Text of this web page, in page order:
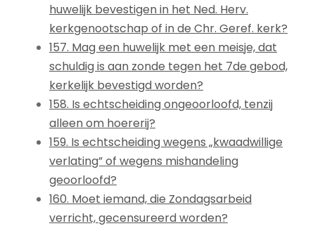
huwelijk bevestigen in het Ned. Herv.
kerkgenootschap of in de Chr. Geref. kerk?
157. Mag een huwelijk met een meisje, dat
schuldig is aan zonde tegen het 7de gebod,
kerkelijk bevestigd worden?
158. Is echtscheiding ongeoorloofd, tenzij
alleen om hoererij?
159. Is echtscheiding wegens „kwaadwillige
verlating” of wegens mishandeling
geoorloofd?
160. Moet iemand, die Zondagsarbeid
verricht, gecensureerd worden?